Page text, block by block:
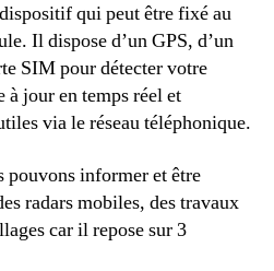
qui peut être fixé au
Il dispose d’un GPS, d’un
SIM pour détecter votre
à jour en temps réel et
via le réseau téléphonique.
pouvons informer et être
radars mobiles, des travaux
car il repose sur 3